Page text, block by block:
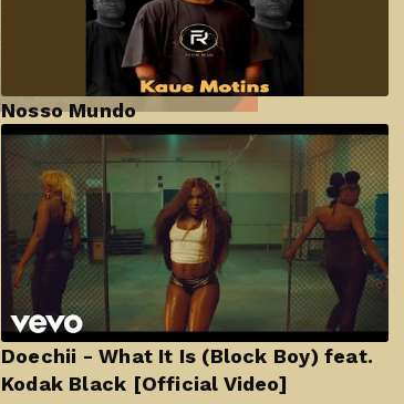
Nosso Mundo
Doechii - What It Is (Block Boy) feat.
Kodak Black [Official Video]